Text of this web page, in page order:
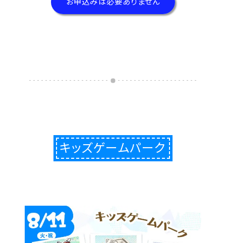
お申込みは必要ありません
キッズゲームパーク